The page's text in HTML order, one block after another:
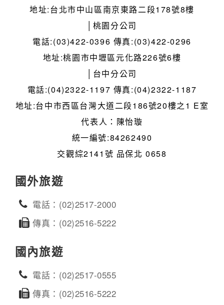
地址:台北市中山區南京東路二段178號8樓
│桃園分公司
電話:(03)422-0396 傳真:(03)422-0296
地址:桃園市中壢區元化路226號6樓
│台中分公司
電話:(04)2322-1197 傳真:(04)2322-1187
地址:台中市西區台灣大道二段186號20樓之1 E室
代表人：陳怡璇
統一編號:84262490
交觀綜2141號 品保北 0658
國外旅遊
電話：(02)2517-2000
傳真：(02)2516-5222
國內旅遊
電話：(02)2517-0555
傳真：(02)2516-5222